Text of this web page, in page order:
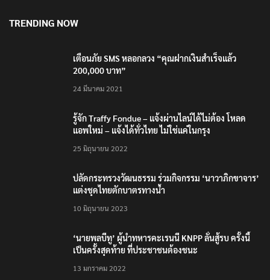
TRENDING NOW
เตือนภัย SMS หลอกลวง “คุณฝากเงินสำเร็จแล้ว
200,000 บาท”
24 มีนาคม 2021
รู้จัก Traffy Fondue – แจ้งผ่านไลน์ได้ไม่ต้อง โหลด
แอพใหม่ – แจ้งได้ทั่วไทย ไม่ใช่แค่ในกรุง
25 มิถุนายน 2022
ปลัดกระทรวงวัฒนธรรม ร่วมกิจกรรม ‘นาวาภิกขาจาร’
แต่งชุดไทยตักบาตรทางน้ำ
10 มิถุนายน 2023
‘นายพลบีทู’ ผู้นำทหารคะเรนนี KNPP ลั่นสู้รบ ครั้งนี้
เป็นครั้งสุดท้าย ที่ประชาชนต้องชนะ
13 มกราคม 2022